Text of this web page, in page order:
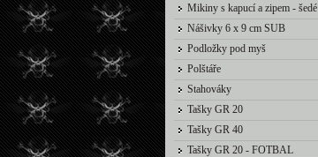
Mikiny s kapucí a zipem - šedé
Nášivky 6 x 9 cm SUB
Podložky pod myš
Polštáře
Stahováky
Tašky GR 20
Tašky GR 40
Tašky GR 20 - FOTBAL